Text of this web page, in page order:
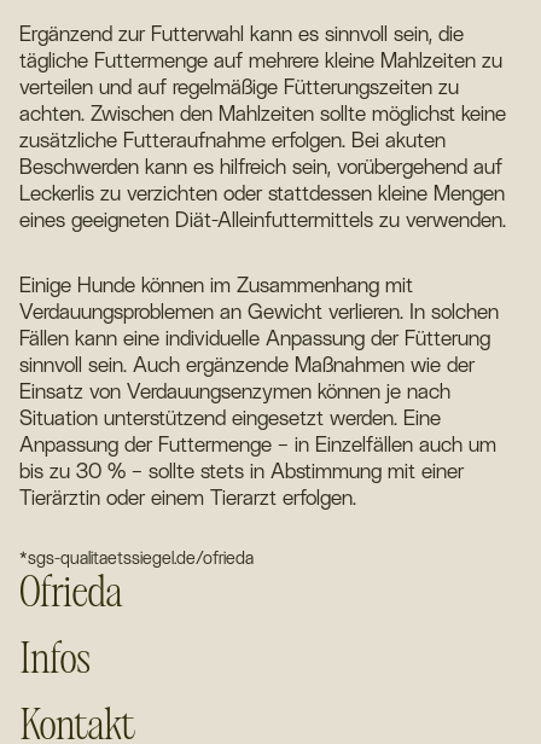
Ergänzend zur Futterwahl kann es sinnvoll sein, die
tägliche Futtermenge auf mehrere kleine Mahlzeiten zu
verteilen und auf regelmäßige Fütterungszeiten zu
achten. Zwischen den Mahlzeiten sollte möglichst keine
zusätzliche Futteraufnahme erfolgen. Bei akuten
Beschwerden kann es hilfreich sein, vorübergehend auf
Leckerlis zu verzichten oder stattdessen kleine Mengen
eines geeigneten Diät-Alleinfuttermittels zu verwenden.
Einige Hunde können im Zusammenhang mit
Verdauungsproblemen an Gewicht verlieren. In solchen
Fällen kann eine individuelle Anpassung der Fütterung
sinnvoll sein. Auch ergänzende Maßnahmen wie der
Einsatz von Verdauungsenzymen können je nach
Situation unterstützend eingesetzt werden. Eine
Anpassung der Futtermenge – in Einzelfällen auch um
bis zu 30 % – sollte stets in Abstimmung mit einer
Tierärztin oder einem Tierarzt erfolgen.
*sgs-qualitaetssiegel.de/ofrieda
Ofrieda
Infos
Kontakt